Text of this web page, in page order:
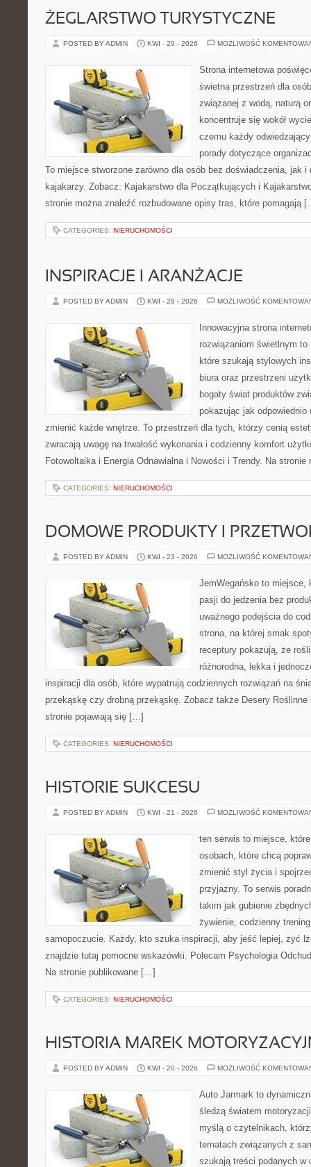
ŻEGLARSTWO TURYSTYCZNE
POSTED BY ADMIN KWI - 29 - 2026 MOŻLIWOŚĆ
Strona internetowa
świetna przestrzeń dla
związanej z wodą, naturą
koncentruje się wokół
czemu każdy
porady dotyczące
To miejsce stworzone zarówno dla osób bez doświadczenia, jak i
kajakarzy. Zobacz: Kajakarstwo dla Początkujących i
stronie można znaleźć rozbudowane opisy tras, które pomagają
CATEGORIES: NIERUCHOMOŚCI
INSPIRACJE I ARANŻACJE
POSTED BY ADMIN KWI - 28 - 2026 MOŻLIWOŚĆ
Innowacyjna strona
rozwiązaniom świetlnym
które szukają stylowych
biura oraz przestrzeni
bogaty świat produktów
pokazując jak odpowiednio
zmienić każde wnętrze. To przestrzeń dla tych, którzy cenią
zwracają uwagę na trwałość wykonania i codzienny komfort
Fotowoltaika i Energia Odnawialna i Nowości i Trendy. Na
CATEGORIES: NIERUCHOMOŚCI
DOMOWE PRODUKTY I
POSTED BY ADMIN KWI - 23 - 2026 MOŻLIWOŚĆ
JemWegańsko to miejsce,
pasji do jedzenia bez
uważnego podejścia do
strona, na której smak
receptury pokazują, że
różnorodna, lekka i
inspiracji dla osób, które wypatrują codziennych rozwiązań na
przekąskę czy drobną przekąskę. Zobacz także Desery
stronie pojawiają się […]
CATEGORIES: NIERUCHOMOŚCI
HISTORIE SUKCESU
POSTED BY ADMIN KWI - 21 - 2026 MOŻLIWOŚĆ
ten serwis to miejsce,
osobach, które chcą
zmienić styl życia i
przyjazny. To serwis
takim jak gubienie
żywienie, codzienny
samopoczucie. Każdy, kto szuka inspiracji, aby jeść lepiej, żyć
znajdzie tutaj pomocne wskazówki. Polecam Psychologia
Na stronie publikowane […]
CATEGORIES: NIERUCHOMOŚCI
HISTORIA MAREK
POSTED BY ADMIN KWI - 20 - 2026 MOŻLIWOŚĆ
Auto Jarmark to
śledzą światem
myślą o czytelnikach,
tematach związanych z
szukają treści podanych w